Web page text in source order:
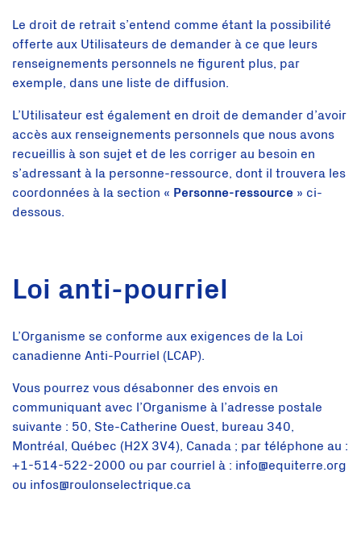
Le droit de retrait s’entend comme étant la possibilité
offerte aux Utilisateurs de demander à ce que leurs
renseignements personnels ne figurent plus, par
exemple, dans une liste de diffusion.
L’Utilisateur est également en droit de demander d’avoir
accès aux renseignements personnels que nous avons
recueillis à son sujet et de les corriger au besoin en
s’adressant à la personne-ressource, dont il trouvera les
coordonnées à la section « Personne-ressource » ci-
dessous.
Loi anti-pourriel
L’Organisme se conforme aux exigences de la Loi
canadienne Anti-Pourriel (LCAP).
Vous pourrez vous désabonner des envois en
communiquant avec l’Organisme à l’adresse postale
suivante : 50, Ste-Catherine Ouest, bureau 340,
Montréal, Québec (H2X 3V4), Canada ; par téléphone au :
+1-514-522-2000 ou par courriel à : info@equiterre.org
ou infos@roulonselectrique.ca